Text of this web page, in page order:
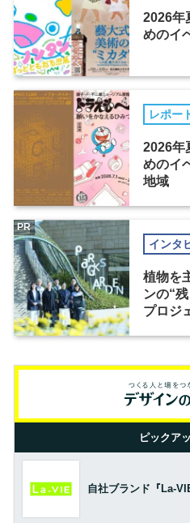
2026年
めのイ
レポー
2026年
めのイ
地域
インタ
植物を
ンの“
プロジ
PR
ピックア
自社ブランド『La-